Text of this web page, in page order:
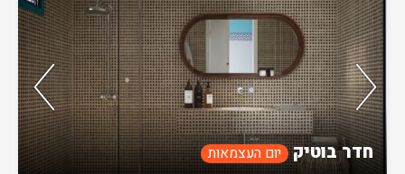
נותרו 5 חדרים אחרונים בממשק!
חדר בוטיק יום העצמאות